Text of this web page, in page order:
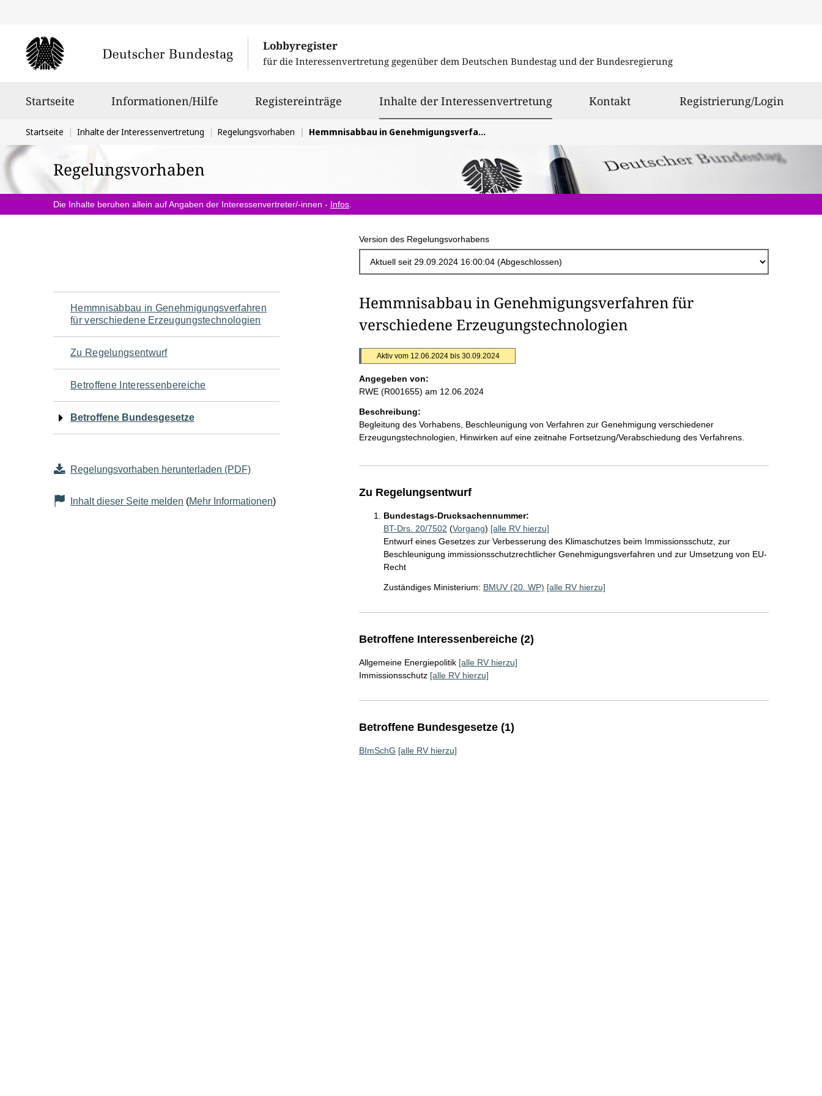
Lobbyregister
für die Interessenvertretung gegenüber dem Deutschen Bundestag und der Bundesregierung
Startseite Informationen/Hilfe Registereinträge Inhalte der Interessenvertretungausgewählt
Kontakt Registrierung/Login
Sie
befinden
sich
hier:
Startseite Inhalte der Interessenvertretung Regelungsvorhaben Hemmnisabbau in Genehmigungsverfahren für verschiedene Erzeugungstechnologien
Regelungsvorhaben
Die Inhalte beruhen allein auf Angaben der Interessenvertreter/-innen - Infos
Version des Regelungsvorhabens
Navigation
für
den
Seiteninhalt
Hemmnisabbau in Genehmigungsverfahren
für verschiedene Erzeugungstechnologien
Zu Regelungsentwurf
Betroffene Interessenbereiche
Betroffene Bundesgesetze
Regelungsvorhaben herunterladen (PDF)
Inhalt dieser Seite melden (Mehr Informationen)
Hemmnisabbau in Genehmigungsverfahren für
verschiedene Erzeugungstechnologien
Aktiv vom 12.06.2024 bis 30.09.2024
Angegeben von:
RWE (R001655) am 12.06.2024
Beschreibung:
Begleitung des Vorhabens, Beschleunigung von Verfahren zur Genehmigung verschiedener
Erzeugungstechnologien, Hinwirken auf eine zeitnahe Fortsetzung/Verabschiedung des Verfahrens.
Zu Regelungsentwurf
Bundestags-Drucksachennummer:
BT-Drs. 20/7502 (Vorgang) [alle RV hierzu]
Entwurf eines Gesetzes zur Verbesserung des Klimaschutzes beim Immissionsschutz, zur
Beschleunigung immissionsschutzrechtlicher Genehmigungsverfahren und zur Umsetzung von EU-
Recht
Zuständiges Ministerium: BMUV (20. WP) [alle RV hierzu]
Betroffene Interessenbereiche (2)
Allgemeine Energiepolitik [alle RV hierzu]
Immissionsschutz [alle RV hierzu]
Betroffene Bundesgesetze (1)
BImSchG [alle RV hierzu]